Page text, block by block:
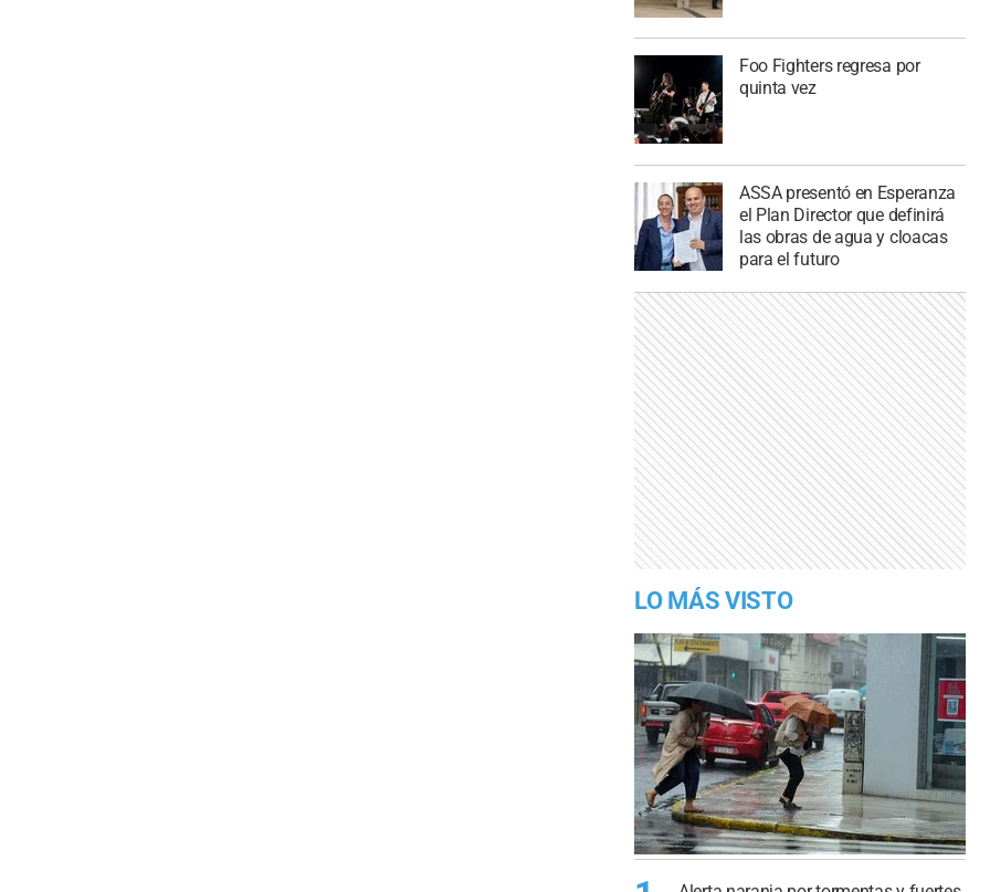
Foo Fighters regresa por
quinta vez
ASSA presentó en Esperanza
el Plan Director que definirá
las obras de agua y cloacas
para el futuro
LO MÁS VISTO